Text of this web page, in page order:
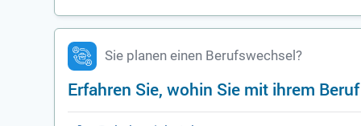
Sie planen einen Berufswechsel?
Erfahren Sie, wohin Sie mit ihrem